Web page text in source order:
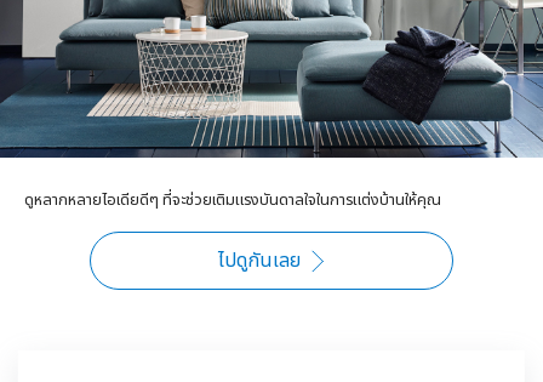
ดูหลากหลายไอเดียดีๆ ที่จะช่วยเติมแรงบันดาลใจในการแต่งบ้านให้คุณ
ไปดูกันเลย